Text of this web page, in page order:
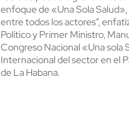
enfoque de «Una Sola
entre todos los actores”,
Político y Primer Ministro,
Congreso Nacional «Una sola
Internacional del sector en el
de La Habana.